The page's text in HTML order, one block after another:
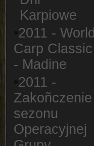
Karpiowe
2011 - World
Carp Classic
- Madine
2011 -
Zakoñczenie
sezonu
Operacyjnej